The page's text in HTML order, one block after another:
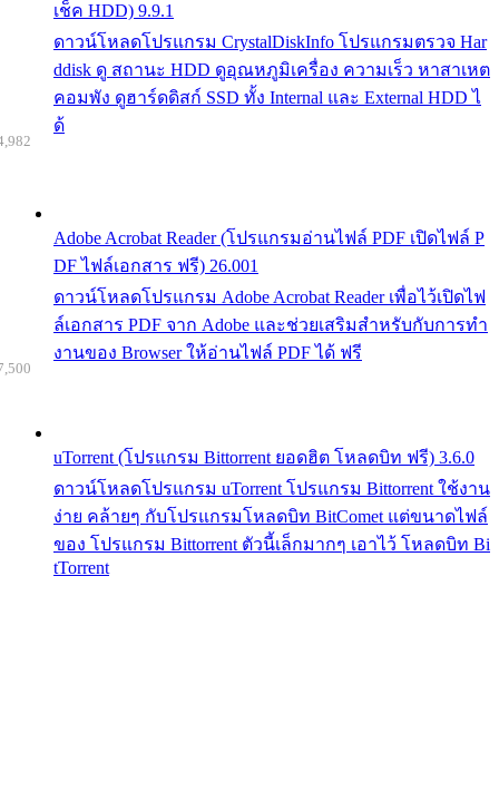
เช็ค HDD) 9.9.1
ดาวน์โหลดโปรแกรม CrystalDiskInfo โปรแกรมตรวจ Har
ddisk ดู สถานะ HDD ดูอุณหภูมิเครื่อง ความเร็ว หาสาเหต
คอมพัง ดูฮาร์ดดิสก์ SSD ทั้ง Internal และ External HDD ไ
ด้
Adobe Acrobat Reader (โปรแกรมอ่านไฟล์ PDF เปิดไฟล์ P
DF ไฟล์เอกสาร ฟรี) 26.001
ดาวน์โหลดโปรแกรม Adobe Acrobat Reader เพื่อไว้เปิดไฟ
ล์เอกสาร PDF จาก Adobe และช่วยเสริมสำหรับกับการทำ
งานของ Browser ให้อ่านไฟล์ PDF ได้ ฟรี
uTorrent (โปรแกรม Bittorrent ยอดฮิต โหลดบิท ฟรี) 3.6.0
ดาวน์โหลดโปรแกรม uTorrent โปรแกรม Bittorrent ใช้งาน
ง่าย คล้ายๆ กับโปรแกรมโหลดบิท BitComet แต่ขนาดไฟล์
ของ โปรแกรม Bittorrent ตัวนี้เล็กมากๆ เอาไว้ โหลดบิท Bi
tTorrent